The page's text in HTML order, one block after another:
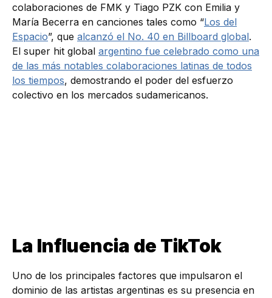
colaboraciones de FMK y Tiago PZK con Emilia y
María Becerra en canciones tales como “Los del
Espacio”, que alcanzó el No. 40 en Billboard global.
El super hit global argentino fue celebrado como una
de las más notables colaboraciones latinas de todos
los tiempos, demostrando el poder del esfuerzo
colectivo en los mercados sudamericanos.
La Influencia de TikTok
Uno de los principales factores que impulsaron el
dominio de las artistas argentinas es su presencia en